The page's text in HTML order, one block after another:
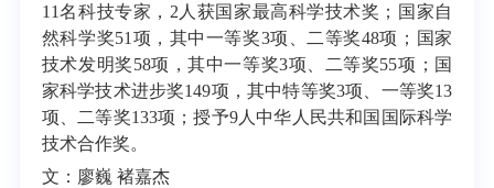
11名科技专家，2人获国家最高科学技术奖；国家自
然科学奖51项，其中一等奖3项、二等奖48项；国家
技术发明奖58项，其中一等奖3项、二等奖55项；国
家科学技术进步奖149项，其中特等奖3项、一等奖13
项、二等奖133项；授予9人中华人民共和国国际科学
技术合作奖。
文：廖巍 褚嘉杰